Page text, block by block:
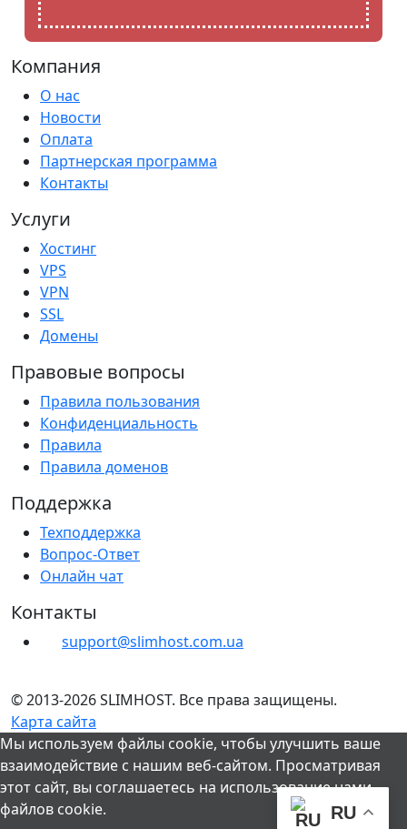
Компания
О нас
Новости
Оплата
Партнерская программа
Контакты
Услуги
Хостинг
VPS
VPN
SSL
Домены
Правовые вопросы
Правила пользования
Конфиденциальность
Правила
Правила доменов
Поддержка
Техподдержка
Вопрос-Ответ
Онлайн чат
Контакты
support@slimhost.com.ua
© 2013-2026 SLIMHOST. Все права защищены.
Карта сайта
RU
Мы используем файлы cookie, чтобы улучшить ваше
взаимодействие с нашим веб-сайтом. Просматривая
этот сайт, вы соглашаетесь на использование нами
файлов cookie.